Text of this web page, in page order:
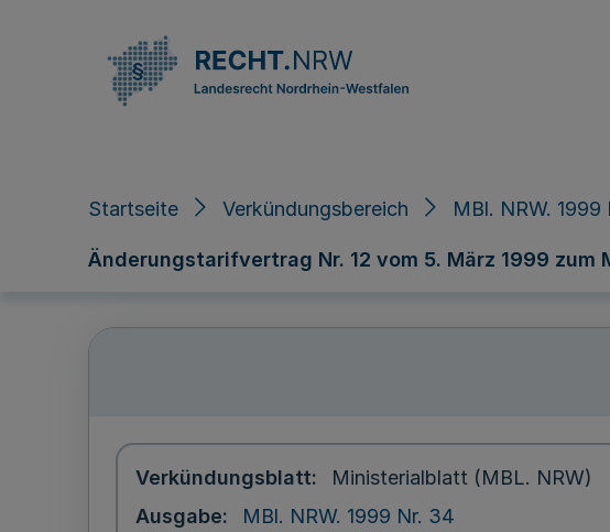
Startseite Verkündungsbereich MBl. NRW.
Änderungstarifvertrag Nr. 12 vom 5. März 1999
Verkündungsblatt
Ministerialblatt (MBL. NRW)
Ausgabe
MBl. NRW. 1999 Nr. 34